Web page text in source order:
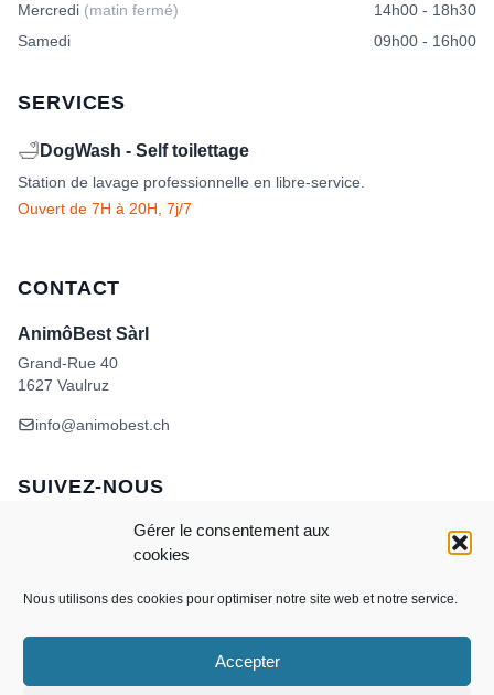
Gérer le consentement aux
cookies
Nous utilisons des cookies pour optimiser notre site web et notre service.
Accepter
Mercredi (matin fermé)
14h00 - 18h30
Samedi
09h00 - 16h00
SERVICES
🛁 DogWash - Self toilettage
Station de lavage professionnelle en libre-service.
Ouvert de 7H à 20H, 7j/7
CONTACT
AnimôBest Sàrl
Grand-Rue 40
1627 Vaulruz
info@animobest.ch
SUIVEZ-NOUS
MasterCardCredit